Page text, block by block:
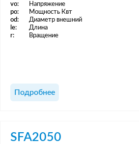
vo: Напряжение
po:
Мощность Квт
od:
Диаметр внешний
le:
Длина
r:
Вращение
Подробнее
SFA2050